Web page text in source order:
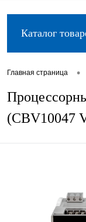
Каталог
Главная страница •
(CBV10047